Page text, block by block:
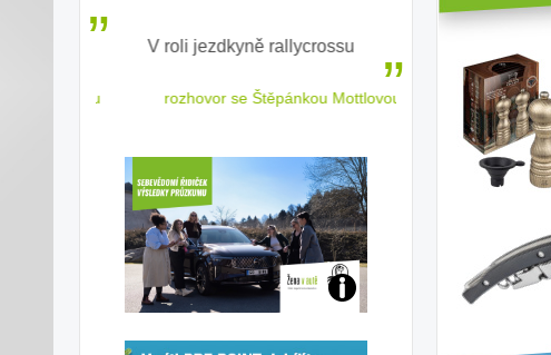
V roli jezdkyně rallycrossu
rozhovor se Štěpánkou Mottlovou
ženským
Jaké